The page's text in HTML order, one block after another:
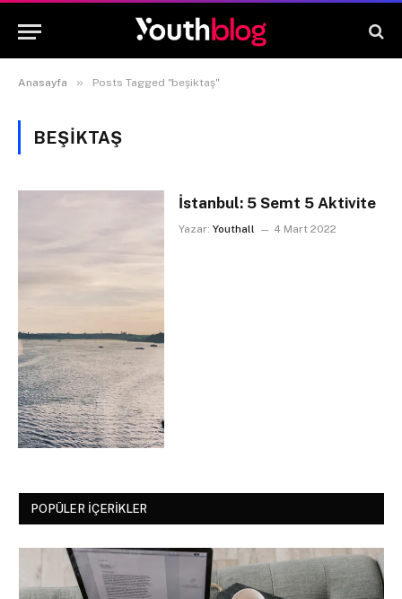
Anasayfa » Posts Tagged "beşiktaş"
BEŞIKTAŞ
İstanbul: 5 Semt 5 Aktivite
Yazar: Youthall 4 Mart 2022
POPÜLER İÇERIKLER